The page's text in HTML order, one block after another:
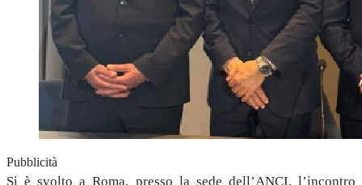
Pubblicità
Si è svolto a Roma, presso la sede dell’ANCI, l’incontro